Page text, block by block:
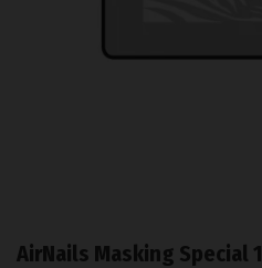
AirNails Masking Special 1